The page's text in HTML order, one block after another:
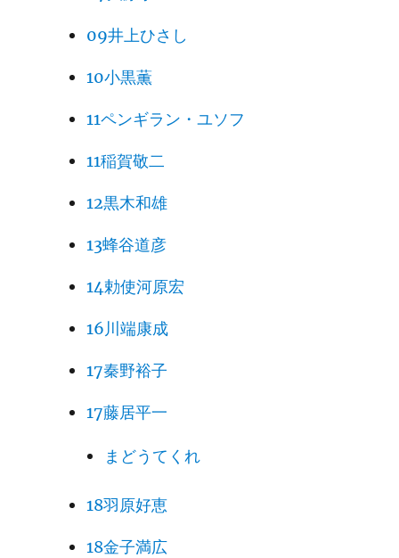
09井上ひさし
10小黒薫
11ペンギラン・ユソフ
11稲賀敬二
12黒木和雄
13蜂谷道彦
14勅使河原宏
16川端康成
17秦野裕子
17藤居平一
まどうてくれ
18羽原好恵
18金子満広